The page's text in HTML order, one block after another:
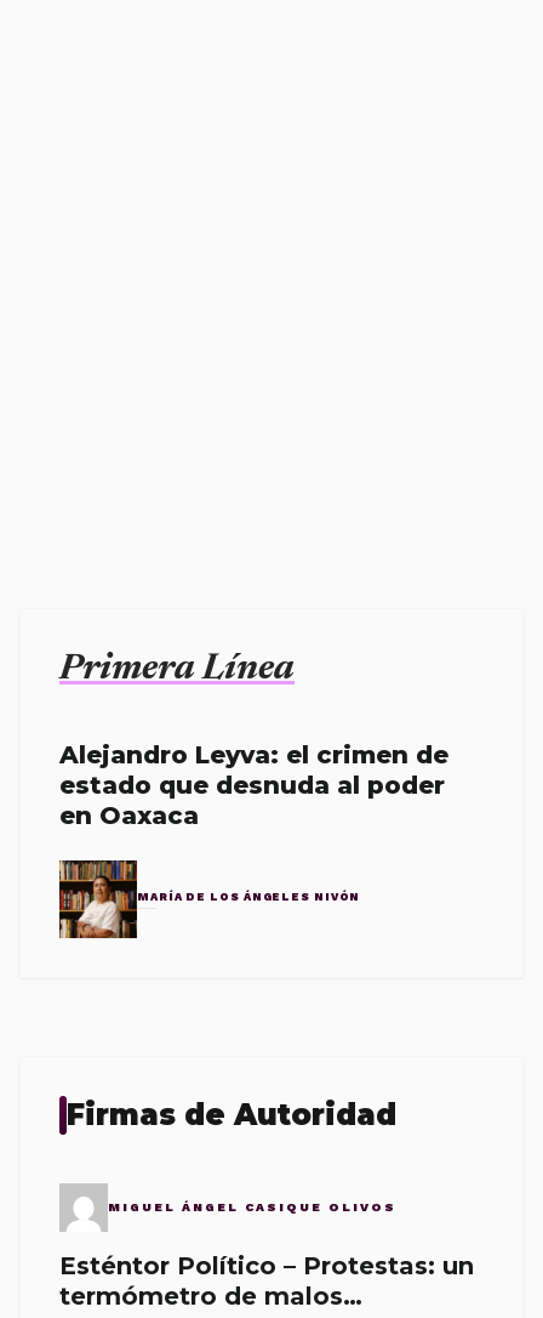
Primera Línea
Alejandro Leyva: el crimen de
estado que desnuda al poder
en Oaxaca
MARÍA DE LOS ÁNGELES NIVÓN
Firmas de Autoridad
MIGUEL ÁNGEL CASIQUE OLIVOS
Esténtor Político – Protestas: un
termómetro de malos